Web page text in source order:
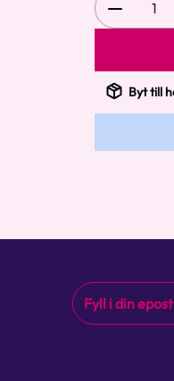
1
Byt till